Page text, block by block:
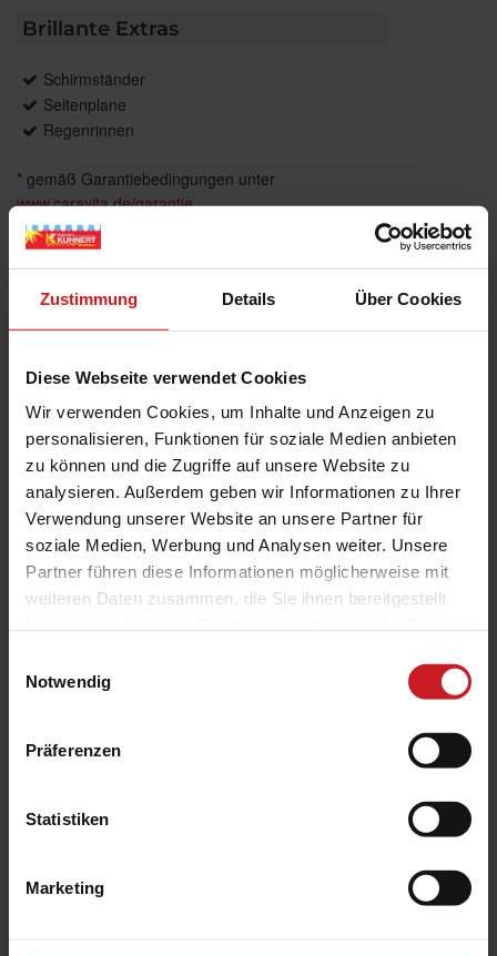
Zustimmung Details Über Cookies
Diese Webseite verwendet Cookies
Wir verwenden Cookies, um Inhalte und Anzeigen zu
personalisieren, Funktionen für soziale Medien anbieten
zu können und die Zugriffe auf unsere Website zu
analysieren. Außerdem geben wir Informationen zu Ihrer
Verwendung unserer Website an unsere Partner für
soziale Medien, Werbung und Analysen weiter. Unsere
Partner führen diese Informationen möglicherweise mit
weiteren Daten zusammen, die Sie ihnen bereitgestellt
Notwendig
Präferenzen
Statistiken
Marketing
Brillante Extras
Schirmständer
Seitenplane
Regenrinnen
* gemäß Garantiebedingungen unter
www.caravita.de/garantie
Das könnte Sie auch interessieren